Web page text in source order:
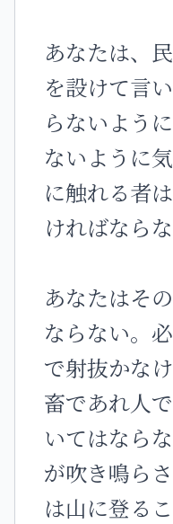
あなたは、
を設けて言
らないよう
ないように
に触れる者
ければならな
あなたはそ
ならない。
で射抜かな
畜であれ人
いてはなら
が吹き鳴ら
は山に登る